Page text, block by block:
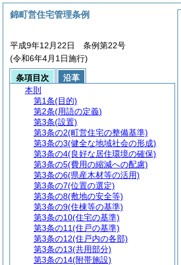
錦町営住宅管理条例
平成9年12月22日 条例第22号
(令和6年4月1日施行)
条項目次
沿革
本則
第1条(目的)
第2条(用語の定義)
第3条(設置)
第3条の2(町営住宅の整備基準)
第3条の3(健全な地域社会の形成)
第3条の4(良好な居住環境の確保)
第3条の5(費用の縮減への配慮)
第3条の6(県産木材等の活用)
第3条の7(位置の選定)
第3条の8(敷地の安全等)
第3条の9(住棟等の基準)
第3条の10(住宅の基準)
第3条の11(住戸の基準)
第3条の12(住戸内の各部)
第3条の13(共用部分)
第3条の14(附帯施設)